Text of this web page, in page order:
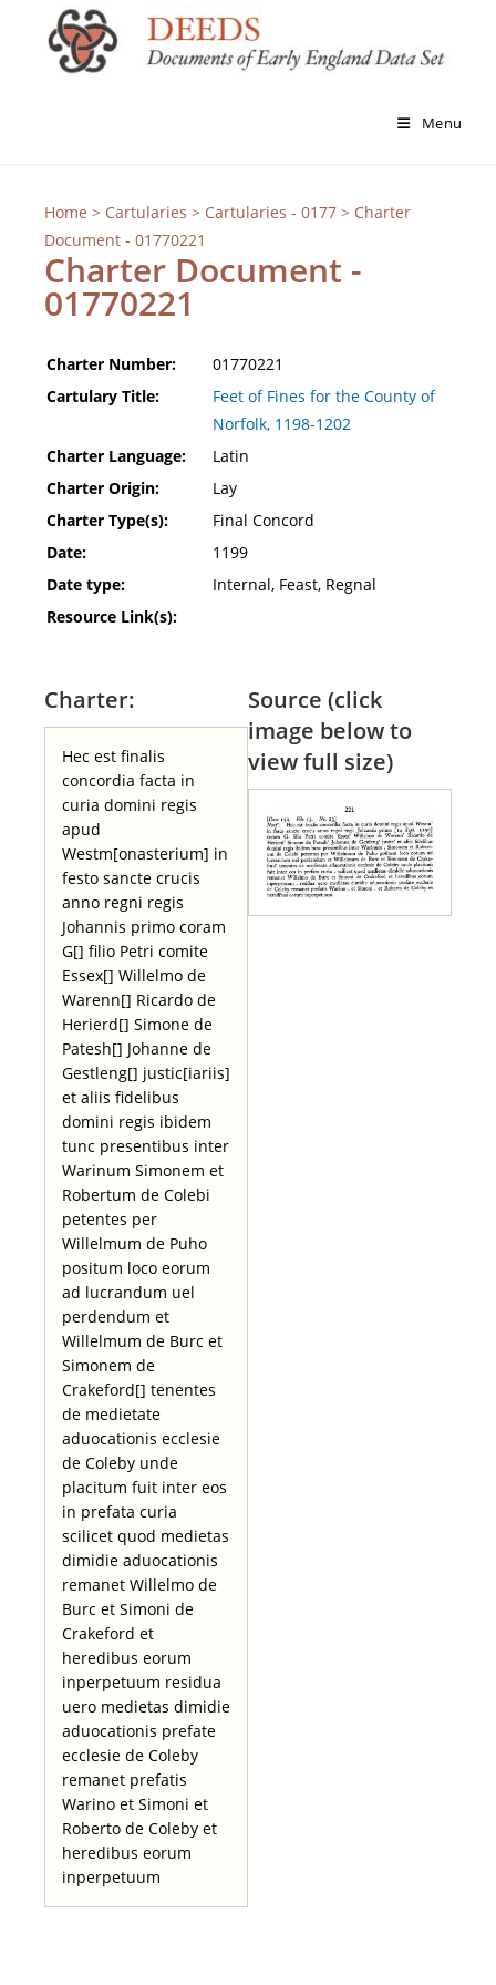
Menu
Home > Cartularies > Cartularies - 0177> Charter
Document - 01770221
Charter Document -
01770221
Charter Number:
01770221
Cartulary Title:
Feet of Fines for the County of
Norfolk, 1198-1202
Charter Language:
Latin
Charter Origin:
Lay
Charter Type(s):
Final Concord
Date:
1199
Date type:
Internal, Feast, Regnal
Resource Link(s):
Charter:
Hec est finalis
concordia facta in
curia domini regis
apud
Westm[onasterium] in
festo sancte crucis
anno regni regis
Johannis primo coram
G[] filio Petri comite
Essex[] Willelmo de
Warenn[] Ricardo de
Herierd[] Simone de
Patesh[] Johanne de
Gestleng[] justic[iariis]
et aliis fidelibus
domini regis ibidem
tunc presentibus inter
Warinum Simonem et
Robertum de Colebi
petentes per
Willelmum de Puho
positum loco eorum
ad lucrandum uel
perdendum et
Willelmum de Burc et
Simonem de
Crakeford[] tenentes
de medietate
aduocationis ecclesie
de Coleby unde
placitum fuit inter eos
in prefata curia
scilicet quod medietas
dimidie aduocationis
remanet Willelmo de
Burc et Simoni de
Crakeford et
heredibus eorum
inperpetuum residua
uero medietas dimidie
aduocationis prefate
ecclesie de Coleby
remanet prefatis
Warino et Simoni et
Roberto de Coleby et
heredibus eorum
inperpetuum
Source (click
image below to
view full size)